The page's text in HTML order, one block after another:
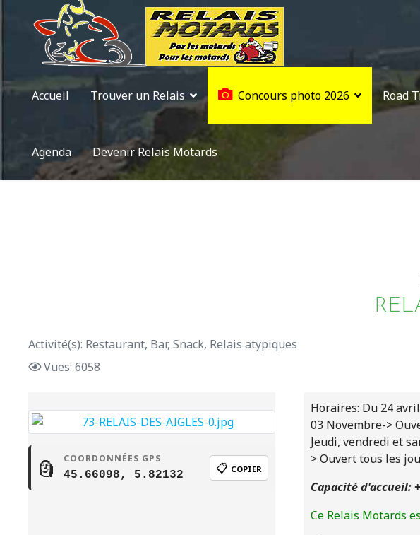
Accueil Trouver un Relais Concours photo 2026 Road
Agenda Devenir Relais Motards
Activité(s): Restaurant, Bar, Snack, Relais atypiques
Vues: 6058
🗿 COORDONNÉES GPS
45.66098, 5.82132 📋 COPIER
Horaires: Du 24
03 Novembre->
Jeudi, vendredi et
> Ouvert tous les
Capacité d'accueil:
Ce Relais Motards